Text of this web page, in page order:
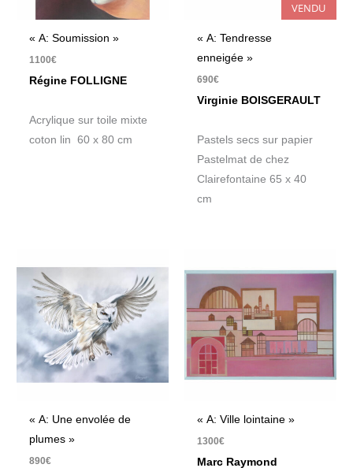
« A: Soumission »
1100€
Régine FOLLIGNE
Acrylique sur toile mixte
coton lin 60 x 80 cm
VENDU
« A: Tendresse
enneigée »
690€
Virginie BOISGERAULT
Pastels secs sur papier
Pastelmat de chez
Clairefontaine 65 x 40
cm
« A: Une envolée de
plumes »
890€
« A: Ville lointaine »
1300€
Marc Raymond